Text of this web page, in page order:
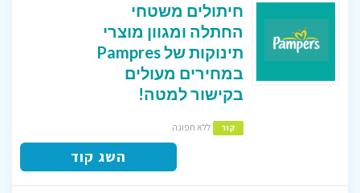
חיתולים משטחי
החתלה ומגוון מוצרי
תינוקות של Pampres
במחירים מעולים
בקישור למטה!
קוד ללא תפוגה
השג קוד